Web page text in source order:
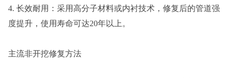
4. 长效耐用：采用高分子材料或内衬技术，修复后的管道强
度提升，使用寿命可达20年以上。
主流非开挖修复方法